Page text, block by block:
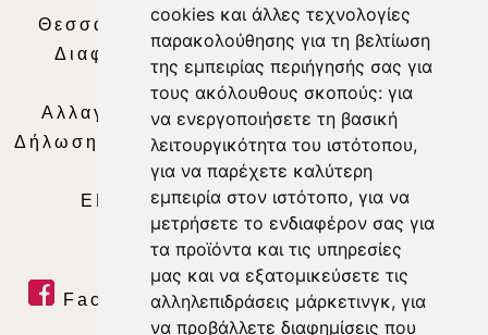
cookies και άλλες τεχνολογίες
παρακολούθησης για τη βελτίωση
της εμπειρίας περιήγησής σας για
τους ακόλουθους σκοπούς: για
να ενεργοποιήσετε τη βασική
λειτουργικότητα του ιστότοπου,
για να παρέχετε καλύτερη
εμπειρία στον ιστότοπο, για να
μετρήσετε το ενδιαφέρον σας για
τα προϊόντα και τις υπηρεσίες
μας και να εξατομικεύσετε τις
αλληλεπιδράσεις μάρκετινγκ, για
να προβάλλετε διαφημίσεις που
Θεσσαλία Τηλεόραση|SNG Services
Διαφήμιση | Όροι Χρήσης |Δήλωση
Απορρήτου |
Περιεχόμενο
Αλλαγή Προτιμήσεων για τα Cookies
Δήλωση συμμόρφωσης με τη σύσταση (ΕΕ)
2018/334|Ταυτότητα
ΕΝΗΜΕΡΩΣΗ |WEB TV| LIVE
Facebook| Twitter | Youtube